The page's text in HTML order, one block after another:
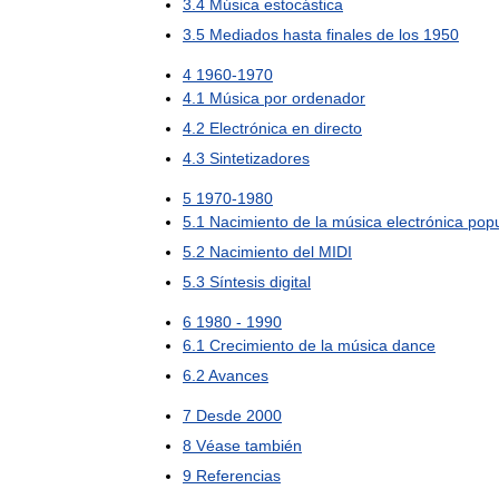
3 4 Música estocástica
3 5 Mediados hasta finales de los 1950
4 1960-1970
4 1 Música por ordenador
4 2 Electrónica en directo
4 3 Sintetizadores
5 1970-1980
5 1 Nacimiento de la música electrónica
5 2 Nacimiento del MIDI
5 3 Síntesis digital
6 1980 - 1990
6 1 Crecimiento de la música dance
6 2 Avances
7 Desde 2000
8 Véase también
9 Referencias